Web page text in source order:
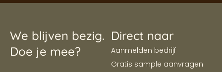
We blijven bezig.
Doe je mee?
Direct naar
Aanmelden bedrijf
Gratis sample aanvragen